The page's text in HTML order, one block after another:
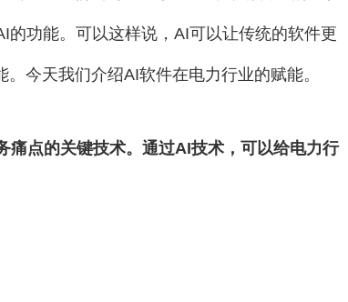
功能。可以这样说，AI可以让传统的软件更
今天我们介绍AI软件在电力行业的赋能。
点的关键技术。通过AI技术，可以给电力行